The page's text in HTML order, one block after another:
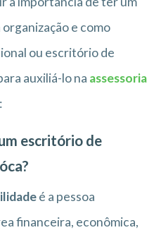
e como
ou escritório de
auxiliá-lo na assessoria
escritório de
é a pessoa
financeira, econômica,